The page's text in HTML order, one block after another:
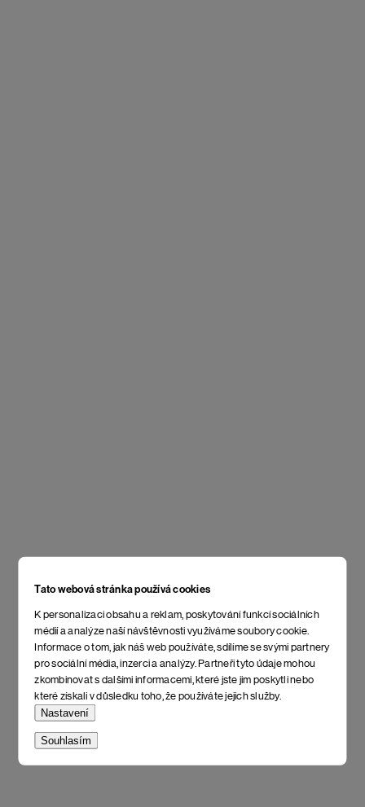
Tato webová stránka používá cookies
K personalizaci obsahu a reklam, poskytování funkcí sociálních
médií a analýze naší návštěvnosti využíváme soubory cookie.
Informace o tom, jak náš web používáte, sdílíme se svými partnery
pro sociální média, inzerci a analýzy. Partneři tyto údaje mohou
zkombinovat s dalšími informacemi, které jste jim poskytli nebo
které získali v důsledku toho, že používáte jejich služby.
Nastavení
Souhlasím